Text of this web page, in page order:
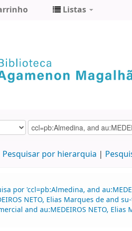
Listas
Pesquisar por hierarquia
por 'ccl=pb:Almedina, and
NETO, Elias Marques de and
and au:MEDEIROS NETO,